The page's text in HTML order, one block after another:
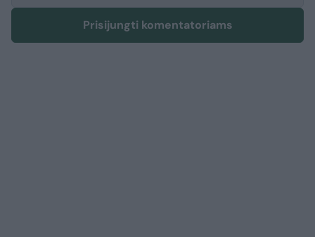
Prisijungti komentatoriams